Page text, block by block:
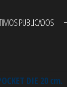
PUBLICADOS
DIE 20 cm.